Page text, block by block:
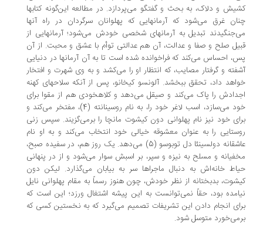
و دلاک، به بحث و گفتگو می‌پردازد. در مطالعه این‌گونه کتابها
غرق می‌شود که آرمانهایی که پهلوانان سرگردان در راه آنها
تبدیل به آرمانهای شخصی خودش می‌شود؛ آرمانهایی از
صلح و صفا و عدالت، آن هم عدالتی توأم با عشق و محبت. از آن
احساس می‌کند که فراخوانده شده است تا به آن آرمانها در دنیایی
و گرفتار مصایب، که انتظار او را می‌کشد و به وی شهرت و افتخار
داد، تحقق ببخشد. آلونسو کیخانو، پس از آنکه سلاحهای کهنه
را پاک می‌کند و صیقل می‌دهد و کلاهخودی هم از مقوا برای
خود می‌سازد، اسب لاغر خود را، به نام روسینانته (4)، مفتخر می‌کند و
خود نیز نام پهلوانی دون کیشوت مانچا را برمی‌گزیند. سپس زنی
را به عنوان معشوقه خیالی خود انتخاب می‌کند و به او نام
عاشقانه دولسینئا دل توبوسو (5) می‌دهد. یک روز هم، در سفیده صبح،
و مسلح به نیزه و سپر، بر اسبش سوار می‌شود و از در پنهانی
خانه‌اش به دنبال ماجراها سر به بیابان می‌گذارد. لیکن دون
بدبختانه از نظر خودش، چون هنوز رسماً به مقام پهلوانی نایل
بود، حقاً نمی‌توانست به این پیشه اشتغال ورزد؛ این است که
انجام دادن این تشریفات تصمیم می‌گیرد که به نخستین کسی که
متوسل شود.